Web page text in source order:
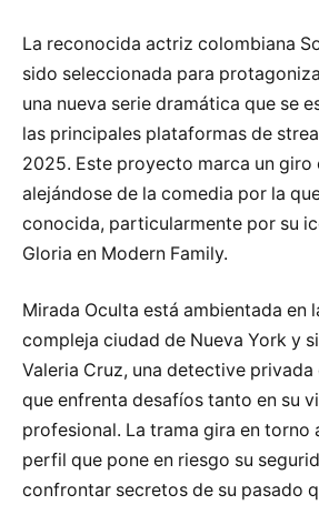
La reconocida actriz colombiana
sido seleccionada para
una nueva serie dramática que se
las principales plataformas de
2025. Este proyecto marca un giro
alejándose de la comedia por la
conocida, particularmente por su
Gloria en Modern Family.
Mirada Oculta está ambientada en
compleja ciudad de Nueva York y
Valeria Cruz, una detective
que enfrenta desafíos tanto en su
profesional. La trama gira en torno
perfil que pone en riesgo su
confrontar secretos de su pasado